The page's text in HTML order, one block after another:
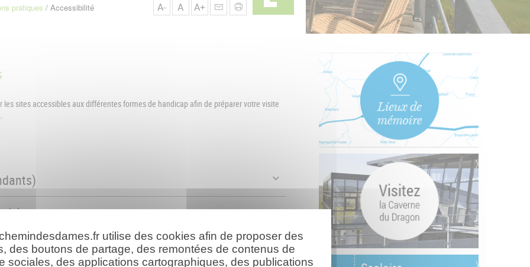
pratiques Accessibilité
A- A A+
sites accessibles aux différentes formes de handicap afin de préparer votre visite
utilise des cookies afin de proposer des
des boutons de partage, des remontées de contenus de
sociales, des applications cartographiques, des publications